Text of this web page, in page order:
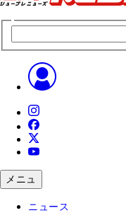
メニュ
ニュース